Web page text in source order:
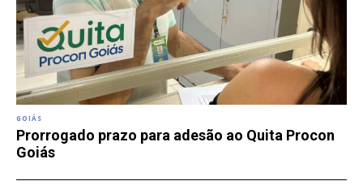
GOIÁS
Prorrogado prazo para adesão ao Quita Procon
Goiás